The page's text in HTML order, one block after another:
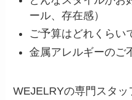
ール、存在感）
ご予算はどれくらい
金属アレルギーのご
WEJELRYの専門スタッ